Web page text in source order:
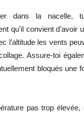
dans la
qu’il convient d’avoir
l’altitude les vents
Assure-toi
bloqués une
pas trop élevée,